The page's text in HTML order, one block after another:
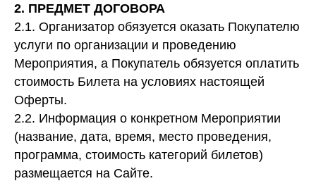
2. ПРЕДМЕТ ДОГОВОРА
2.1. Организатор обязуется оказать Покупателю
услуги по организации и проведению
Мероприятия, а Покупатель обязуется оплатить
стоимость Билета на условиях настоящей
Оферты.
2.2. Информация о конкретном Мероприятии
(название, дата, время, место проведения,
программа, стоимость категорий билетов)
размещается на Сайте.